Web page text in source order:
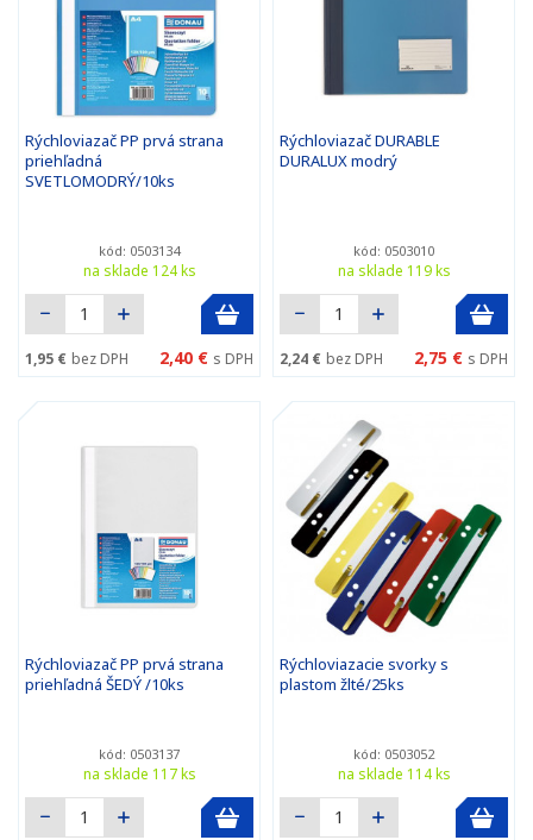
Rýchloviazač PP prvá strana
priehľadná
SVETLOMODRÝ/10ks
kód: 0503134
na sklade 124 ks
1,95 € bez DPH 2,40 € s DPH
Rýchloviazač DURABLE
DURALUX modrý
kód: 0503010
na sklade 119 ks
2,24 € bez DPH 2,75 € s DPH
Rýchloviazač PP prvá strana
priehľadná ŠEDÝ /10ks
kód: 0503137
na sklade 117 ks
Rýchloviazacie svorky s
plastom žlté/25ks
kód: 0503052
na sklade 114 ks